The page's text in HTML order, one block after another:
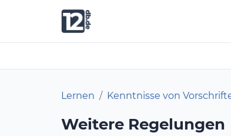
Lernen / Kenntnisse von
Weitere Regelungen